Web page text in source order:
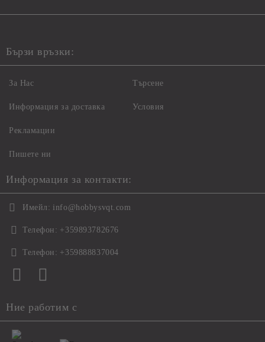
Бързи връзки:
За Нас
Информация за доставка
Рекламации
Пишете ни
Търсене
Условия
Информация за контакти:
Имейл: info@hobbysvqt.com
Телефон: +359893782676
Телефон: +359888837004
Ние работим с